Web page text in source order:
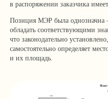
в распоряжении заказчика
Позиция МЭР была однозначна
обладать соответствующими
что законодательно
самостоятельно определяет
и их площадь.